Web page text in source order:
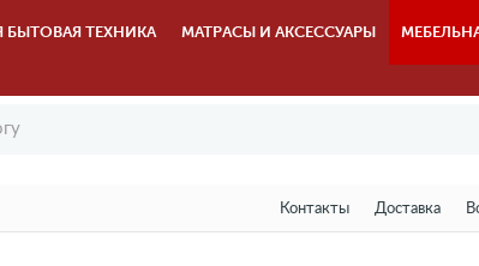
БЫТОВАЯ ТЕХНИКА МАТРАСЫ И АКСЕССУАРЫ
Контакты Доставка